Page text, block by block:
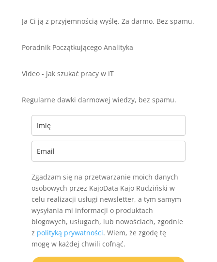
Ja Ci ją z przyjemnością wyślę. Za darmo. Bez spamu.
Poradnik Początkującego Analityka
Video - jak szukać pracy w IT
Regularne dawki darmowej wiedzy, bez spamu.
Zgadzam się na przetwarzanie moich danych
osobowych przez KajoData Kajo Rudziński w
celu realizacji usługi newsletter, a tym samym
wysyłania mi informacji o produktach
blogowych, usługach, lub nowościach, zgodnie
z polityką prywatności. Wiem, że zgodę tę
mogę w każdej chwili cofnąć.